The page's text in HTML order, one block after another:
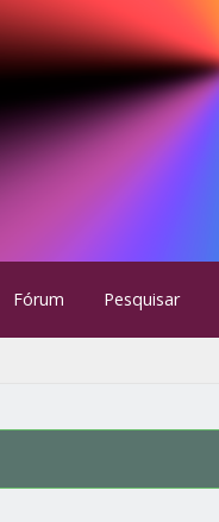
Fórum Pesquisar